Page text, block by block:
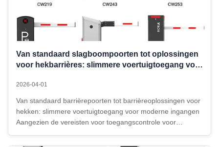
Van standaard slagboompoorten tot oplossingen
voor hekbarrières: slimmere voertuigtoegang voor
2026-04-01
Van standaard barrièrepoorten tot barrièreoplossingen voor
hekken: slimmere voertuigtoegang voor moderne ingangen
Aangezien de vereisten voor toegangscontrole voor